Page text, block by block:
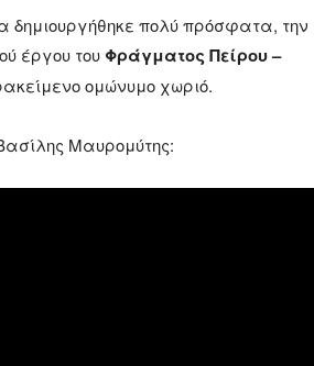
δημιουργήθηκε πολύ πρόσφατα, την
έργου του Φράγματος Πείρου –
ομώνυμο χωριό.
Μαυρομύτης: